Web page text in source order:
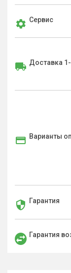
Сервис
Доставка
Варианты
Гарантия
Гарантия